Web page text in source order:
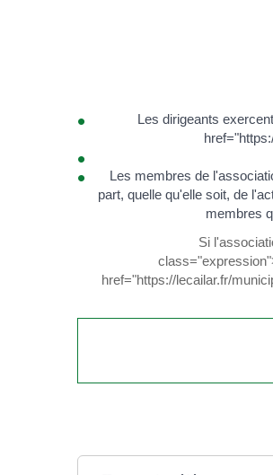
Les dirigeants
Les membres de
part, quelle qu'elle soit, de
membres
Si
href="https://lecailar.fr/